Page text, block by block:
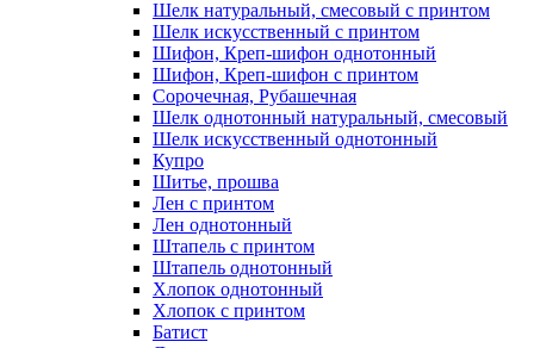
Шелк натуральный, смесовый с принтом
Шелк искусственный с принтом
Шифон, Креп-шифон однотонный
Шифон, Креп-шифон с принтом
Сорочечная, Рубашечная
Шелк однотонный натуральный, смесовый
Шелк искусственный однотонный
Купро
Шитье, прошва
Лен с принтом
Лен однотонный
Штапель с принтом
Штапель однотонный
Хлопок однотонный
Хлопок с принтом
Батист